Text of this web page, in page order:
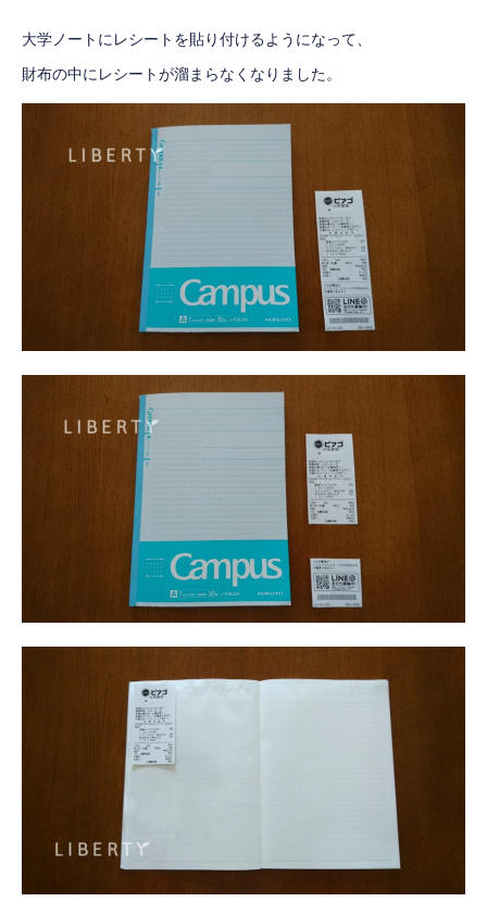
大学ノートにレシートを貼り付けるようになって、
財布の中にレシートが溜まらなくなりました。